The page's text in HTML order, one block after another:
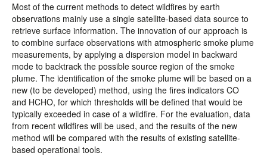
Most of the current methods to detect wildfires by earth
observations mainly use a single satellite-based data source to
retrieve surface information. The innovation of our approach is
to combine surface observations with atmospheric smoke plume
measurements, by applying a dispersion model in backward
mode to backtrack the possible source region of the smoke
plume. The identification of the smoke plume will be based on a
new (to be developed) method, using the fires indicators CO
and HCHO, for which thresholds will be defined that would be
typically exceeded in case of a wildfire. For the evaluation, data
from recent wildfires will be used, and the results of the new
method will be compared with the results of existing satellite-
based operational tools.